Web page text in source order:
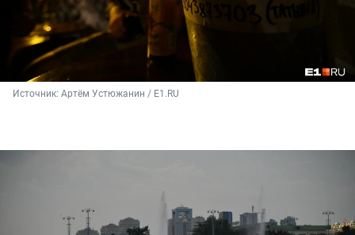
Источник: Артём Устюжанин / E1.RU